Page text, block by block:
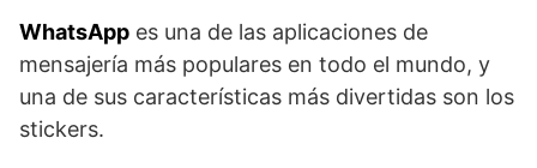
WhatsApp es una de ​las aplicaciones de
mensajería más populares en todo el‌ mundo,‌ y
una de ⁤sus características ​más divertidas son los
stickers.